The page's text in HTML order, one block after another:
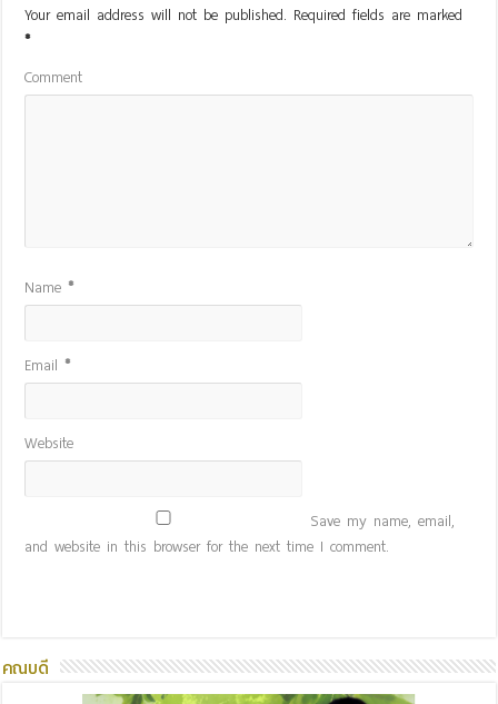
Your email address will not be published. Required fields are marked
*
Comment
Name*
Email*
Website
Save my name, email,
and website in this browser for the next time I comment.
คณบดี